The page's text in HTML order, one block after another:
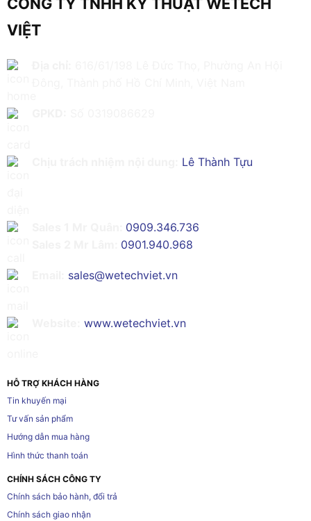
CÔNG TY TNHH KỸ THUẬT WETECH
VIỆT
Lê Thành Tựu
0909.346.736
0901.940.968
sales@wetechviet.vn
www.wetechviet.vn
HỖ TRỢ KHÁCH HÀNG
Tin khuyến mại
Tư vấn sản phẩm
Hướng dẫn mua hàng
Hình thức thanh toán
CHÍNH SÁCH CÔNG TY
Chính sách bảo hành, đổi trả
Chính sách giao nhận